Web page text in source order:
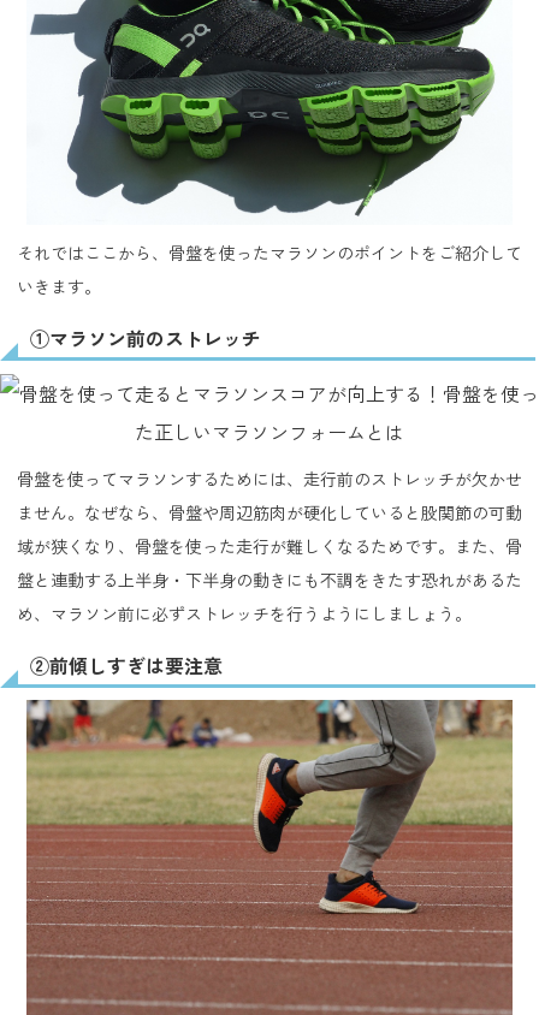
それではここから、骨盤を使ったマラソンのポイントをご紹介して
いきます。
①マラソン前のストレッチ
骨盤を使ってマラソンするためには、走行前のストレッチが欠かせ
ません。なぜなら、骨盤や周辺筋肉が硬化していると股関節の可動
域が狭くなり、骨盤を使った走行が難しくなるためです。また、骨
盤と連動する上半身・下半身の動きにも不調をきたす恐れがあるた
め、マラソン前に必ずストレッチを行うようにしましょう。
②前傾しすぎは要注意